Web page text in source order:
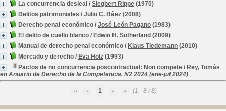
La concurrencia desleal / Siegbert Rippe (1970)
Delitos patrimoniales / Julio C. Báez (2008)
Derecho penal económico / José León Pagano (1983)
El delito de cuello blanco / Edwin H. Sutherland (2009)
Manual de derecho penal económico / Klaus Tiedemann (2010)
Mercado y derecho / Eva Holz (1993)
Pactos de no concurrencia poscontractual: Non compete / Rey, Tomás
en Anuario de Derecho de la Competencia, N2 2024 (ene-jul 2024)
1 (1 - 8 / 8)